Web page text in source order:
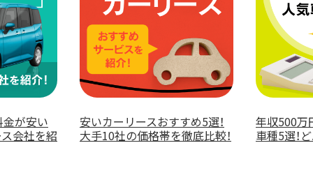
！
年収500万円の人におすすめの
車種5選！どんな車が買える？
年収600万円の人
車種5選！どんな車